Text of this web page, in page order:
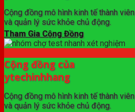
Cộng đồng mô hình kinh tế thành viên
và quản lý sức khỏe chủ động.
Tham Gia Cộng Đồng
Cộng đồng của
ytechinhhang
Cộng đồng mô hình kinh tế thành viên
và quản lý sức khỏe chủ động.